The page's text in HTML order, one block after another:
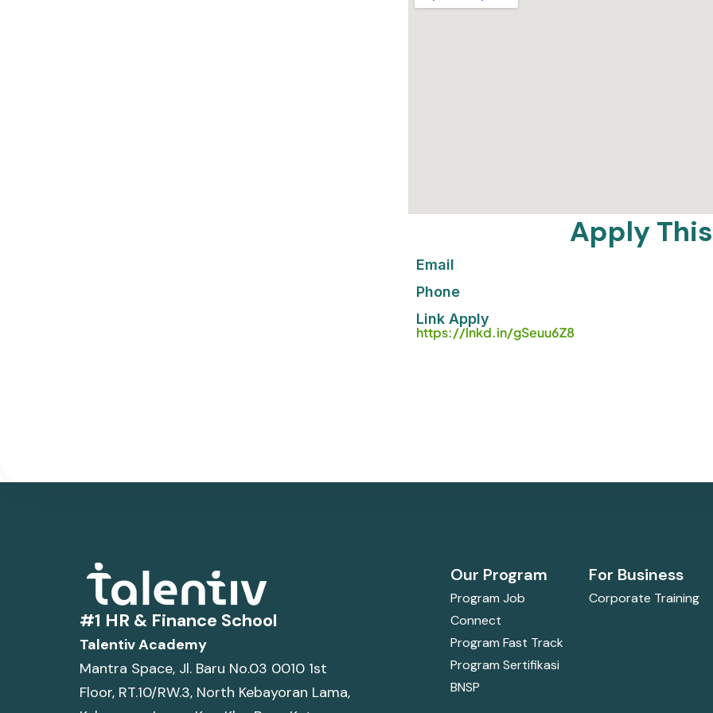
Apply
Email
Phone
Link Apply
https://lnkd.in/gSeuu6Z8
#1 HR & Finance School
Talentiv Academy
Mantra Space, Jl. Baru No.03 0010 1st
Floor, RT.10/RW.3, North Kebayoran Lama,
Our Program
Program Job
Connect
Program Fast Track
Program Sertifikasi
BNSP
For Business
Corporate Training